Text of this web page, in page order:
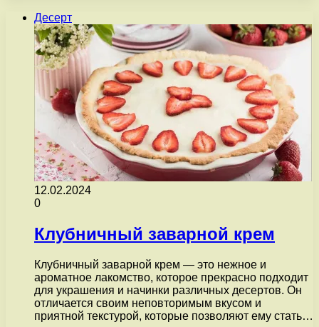
Десерт
12.02.2024
0
Клубничный заварной крем
Клубничный заварной крем — это нежное и
ароматное лакомство, которое прекрасно подходит
для украшения и начинки различных десертов. Он
отличается своим неповторимым вкусом и
приятной текстурой, которые позволяют ему стать…